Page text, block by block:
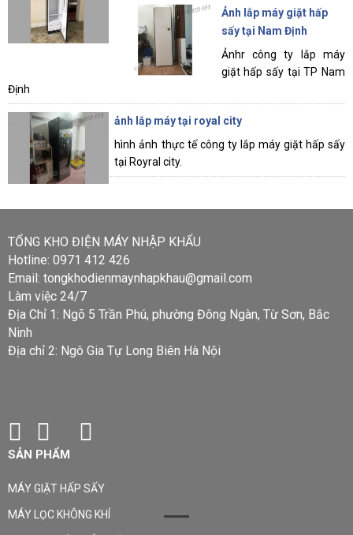
Ảnh lắp máy giặt hấp
sấy tại Nam Định
Ảnhr công ty lắp máy
giặt hấp sấy tại TP Nam
Định
ảnh lắp máy tại royal city
hình ảnh thực tế công ty lắp máy giặt hấp sấy
tại Royral city.
TỔNG KHO ĐIỆN MÁY NHẬP KHẨU
Hotline: 0971 412 426
Email: tongkhodienmaynhapkhau@gmail.com
Làm việc 24/7
Địa Chỉ 1: Ngõ 5 Trần Phú, phường Đông Ngàn, Từ Sơn, Bắc
Ninh
Địa chỉ 2: Ngô Gia Tự Long Biên Hà Nội
SẢN PHẨM
MÁY GIẶT HẤP SẤY
MÁY LỌC KHÔNG KHÍ